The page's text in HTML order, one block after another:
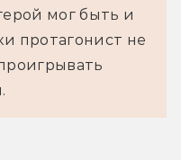
мог быть и
протагонист не